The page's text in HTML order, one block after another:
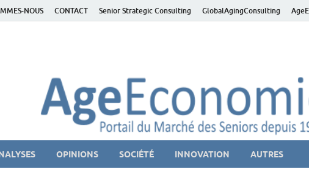
NOUS CONTACT Senior Strategic Consulting GlobalAgingConsulting
OPINIONS SOCIÉTÉ INNOVATION AUTRES